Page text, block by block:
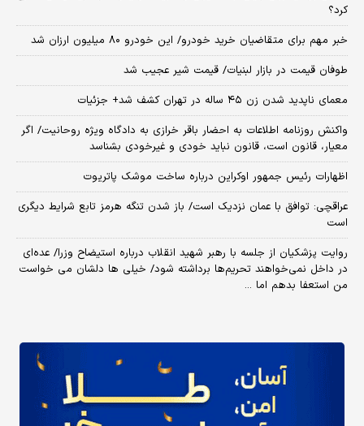
کرد؟
خبر مهم برای متقاضیان خرید خودرو/ این خودرو ۸۰ میلیون ارزان شد
طوفان قیمت در بازار لبنیات/ قیمت شیر عجیب شد
معمای ناپدید شدن زن ۴۵ ساله در تهران کشف شد+ جزئیات
واکنش روزنامه اطلاعات به احضار باقر خرازی به دادگاه ویژه روحانیت/ اگر
معیار، قانون است، قانون نباید خودی و غیرخودی بشناسد
اظهارات رئیس جمهور اوکراین درباره ساخت موشک پاتریوت
عراقچی: توافق با عمان نزدیک است/ باز شدن تنگه هرمز تابع شرایط دیگری
است
روایت پزشکیان از جلسه با رهبر شهید انقلاب درباره استیضاح وزرا/ عده‌ای
در داخل نمی‌خواهند تحریم‌ها برداشته شود/ خیلی ها دلشان می خواست
من استعفا بدهم اما ...